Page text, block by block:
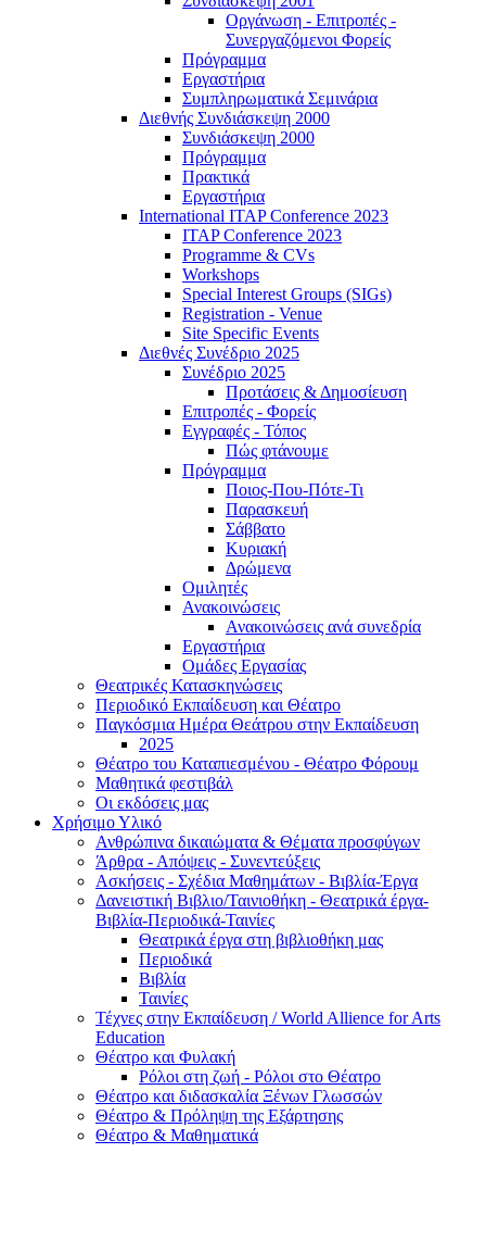
Οργάνωση - Επιτροπές -
Συνεργαζόμενοι Φορείς
Πρόγραμμα
Εργαστήρια
Συμπληρωματικά Σεμινάρια
Διεθνής Συνδιάσκεψη 2000
Συνδιάσκεψη 2000
Πρόγραμμα
Πρακτικά
Εργαστήρια
International ITAP Conference 2023
ITAP Conference 2023
Programme & CVs
Workshops
Special Interest Groups (SIGs)
Registration - Venue
Site Specific Events
Διεθνές Συνέδριο 2025
Συνέδριο 2025
Προτάσεις & Δημοσίευση
Επιτροπές - Φορείς
Εγγραφές - Τόπος
Πώς φτάνουμε
Πρόγραμμα
Ποιος-Που-Πότε-Τι
Παρασκευή
Σάββατο
Κυριακή
Δρώμενα
Ομιλητές
Ανακοινώσεις
Ανακοινώσεις ανά συνεδρία
Εργαστήρια
Ομάδες Εργασίας
Θεατρικές Κατασκηνώσεις
Περιοδικό Εκπαίδευση και Θέατρο
Παγκόσμια Ημέρα Θεάτρου στην Εκπαίδευση
2025
Θέατρο του Καταπιεσμένου - Θέατρο Φόρουμ
Μαθητικά φεστιβάλ
Οι εκδόσεις μας
Χρήσιμο Υλικό
Ανθρώπινα δικαιώματα & Θέματα προσφύγων
Άρθρα - Απόψεις - Συνεντεύξεις
Ασκήσεις - Σχέδια Μαθημάτων - Βιβλία-Έργα
Δανειστική Βιβλιο/Ταινιοθήκη - Θεατρικά έργα-
Βιβλία-Περιοδικά-Ταινίες
Θεατρικά έργα στη βιβλιοθήκη μας
Περιοδικά
Βιβλία
Ταινίες
Τέχνες στην Εκπαίδευση / World Allience for Arts
Education
Θέατρο και Φυλακή
Ρόλοι στη ζωή - Ρόλοι στο Θέατρο
Θέατρο και διδασκαλία Ξένων Γλωσσών
Θέατρο & Πρόληψη της Εξάρτησης
Θέατρο & Μαθηματικά